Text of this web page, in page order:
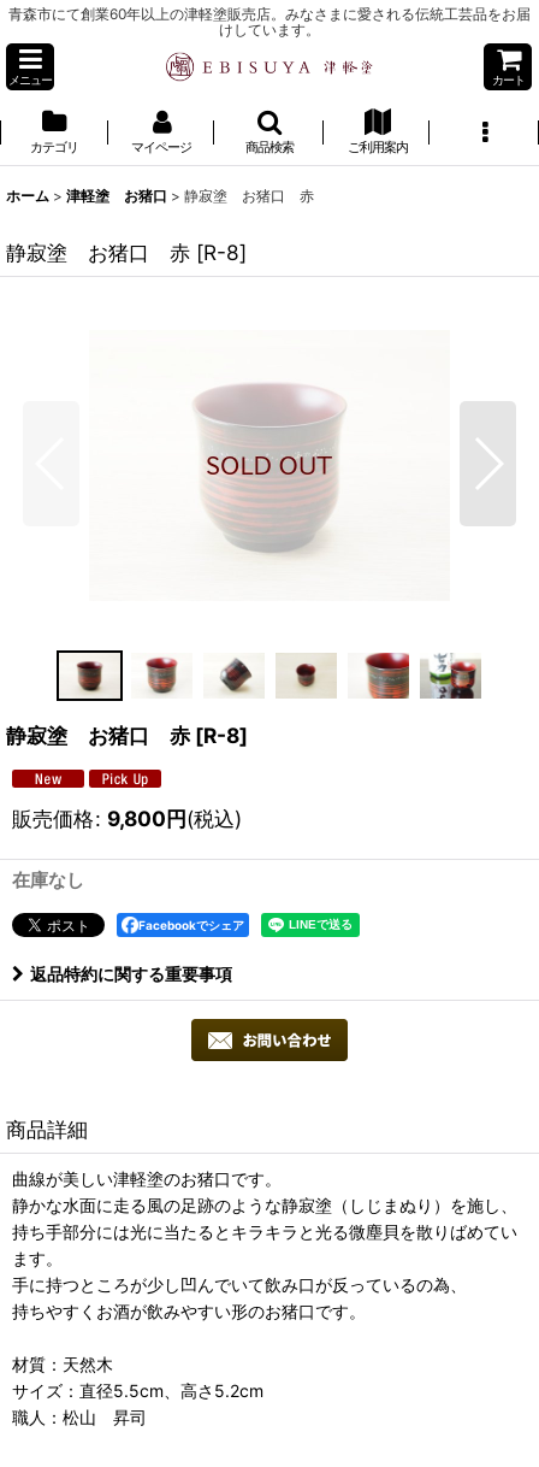
青森市にて創業60年以上の津軽塗販売店。みなさまに愛される伝統工芸品をお届
けしています。
メニュー カート
カテゴリ マイページ 商品検索 ご利用案内
ホーム > 津軽塗 お猪口 > 静寂塗 お猪口 赤
静寂塗 お猪口 赤 [R-8]
静寂塗 お猪口 赤 [R-8]
販売価格: 9,800円(税込)
在庫なし
Facebookでシェア
返品特約に関する重要事項
商品詳細
曲線が美しい津軽塗のお猪口です。
静かな水面に走る風の足跡のような静寂塗（しじまぬり）を施し、
持ち手部分には光に当たるとキラキラと光る微塵貝を散りばめてい
ます。
手に持つところが少し凹んでいて飲み口が反っているの為、
持ちやすくお酒が飲みやすい形のお猪口です。
材質：天然木
サイズ：直径5.5cm、高さ5.2cm
職人：松山 昇司